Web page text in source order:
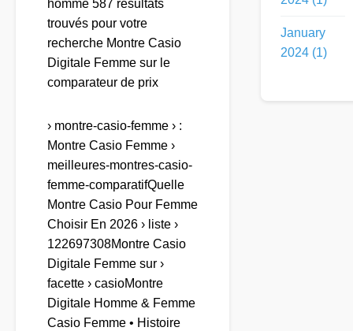
homme 587 résultats
trouvés pour votre
recherche Montre Casio
Digitale Femme sur le
comparateur de prix
› montre-casio-femme › :
Montre Casio Femme ›
meilleures-montres-casio-
femme-comparatifQuelle
Montre Casio Pour Femme
Choisir En 2026 › liste ›
122697308Montre Casio
Digitale Femme sur ›
facette › casioMontre
Digitale Homme & Femme
Casio Femme • Histoire
January
2024 (1)